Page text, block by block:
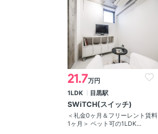
21.7万円
1LDK
目黒駅
SWiTCH(スイッチ)
＜礼金0ヶ月＆フリーレント賃料
1ヶ月＞ ペット可の1LDK...